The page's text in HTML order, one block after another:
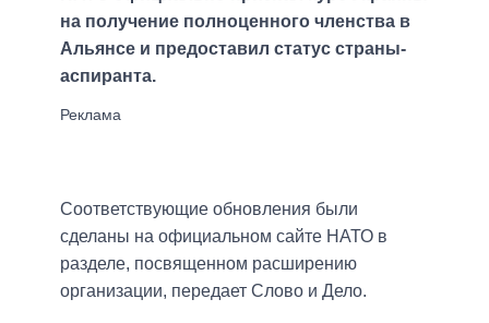
на получение полноценного членства в
Альянсе и предоставил статус страны-
аспиранта.
Соответствующие обновления были
сделаны на официальном сайте НАТО в
разделе, посвященном расширению
организации, передает Слово и Дело.